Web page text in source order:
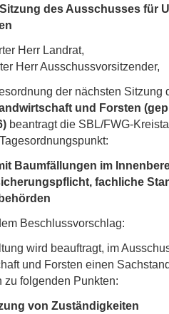
des Ausschusses für
Herr Landrat,
Herr Ausschussvorsitzender,
der nächsten Sitzung
und Forsten
beantragt die SBL/FWG-
Baumfällungen im
fachliche
Beschlussvorschlag:
wird beauftragt, im
und Forsten einen
zu folgenden Punkten:
von Zuständigkeiten